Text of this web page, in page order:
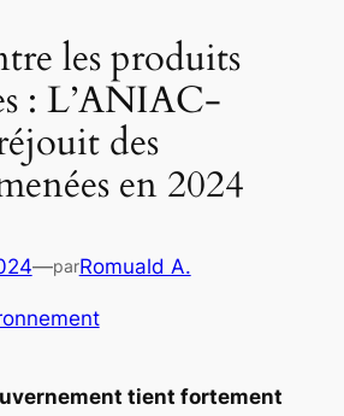
les produits
: L’ANIAC-
des
en 2024
—parRomuald A.
tient fortement